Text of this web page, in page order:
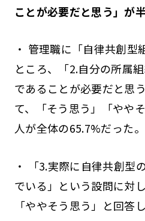
ことが必要だと思う」が
・ 管理職に「自律共創型
ところ、「2.自分の所属
であることが必要だと思
て、「そう思う」「やや
人が全体の65.7%だった。
・ 「3.実際に自律共創型
でいる」という設問に対
「ややそう思う」と回答